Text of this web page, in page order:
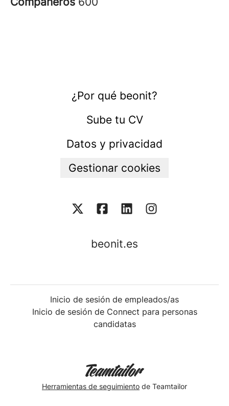
¿Por qué beonit?
Sube tu CV
Datos y privacidad
Gestionar cookies
beonit.es
Inicio de sesión de empleados/as
Inicio de sesión de Connect para personas
candidatas
Herramientas de seguimiento de Teamtailor